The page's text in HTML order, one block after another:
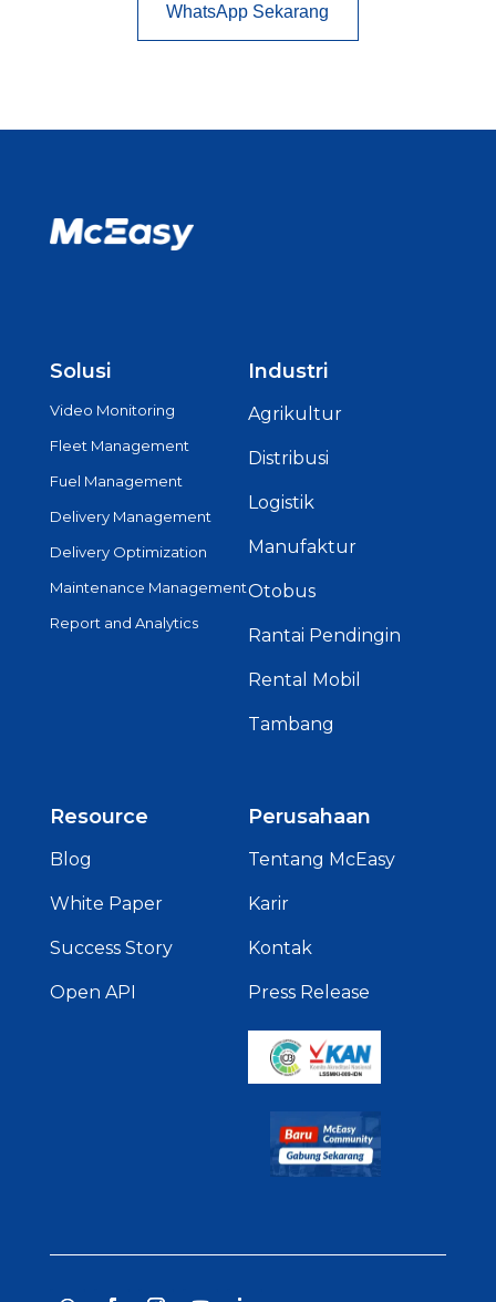
WhatsApp Sekarang
Solusi
Video Monitoring
Fleet Management
Fuel Management
Delivery Management
Delivery Optimization
Maintenance Management
Report and Analytics
Industri
Agrikultur
Distribusi
Logistik
Manufaktur
Otobus
Rantai Pendingin
Rental Mobil
Tambang
Resource
Blog
White Paper
Success Story
Open API
Perusahaan
Tentang McEasy
Karir
Kontak
Press Release